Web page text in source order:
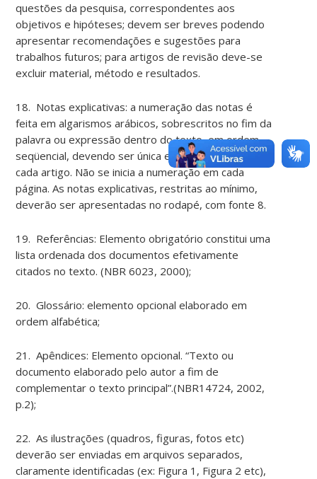
questões da pesquisa, correspondentes aos
objetivos e hipóteses; devem ser breves podendo
apresentar recomendações e sugestões para
trabalhos futuros; para artigos de revisão deve-se
excluir material, método e resultados.
18. Notas explicativas: a numeração das notas é
feita em algarismos arábicos, sobrescritos no fim da
palavra ou expressão dentro do texto, em ordem
seqüencial, devendo ser única e consecutiva para
cada artigo. Não se inicia a numeração em cada
página. As notas explicativas, restritas ao mínimo,
deverão ser apresentadas no rodapé, com fonte 8.
19. Referências: Elemento obrigatório constitui uma
lista ordenada dos documentos efetivamente
citados no texto. (NBR 6023, 2000);
20. Glossário: elemento opcional elaborado em
ordem alfabética;
21. Apêndices: Elemento opcional. “Texto ou
documento elaborado pelo autor a fim de
complementar o texto principal”.(NBR14724, 2002,
p.2);
22. As ilustrações (quadros, figuras, fotos etc)
deverão ser enviadas em arquivos separados,
claramente identificadas (ex: Figura 1, Figura 2 etc),